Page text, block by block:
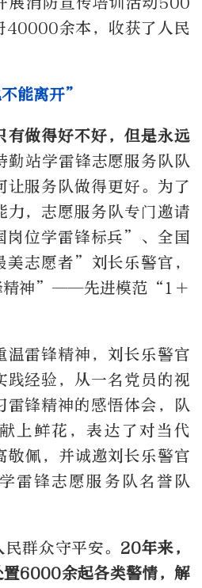
40000余本，收获了人民
能离开”
有做得好不好，但是永远
勤站学雷锋志愿服务队队
让服务队做得更好。为了
力，志愿服务队专门邀请
岗位学雷锋标兵”、全国
志愿者”刘长乐警官，
精神”——先进模范“1＋
温雷锋精神，刘长乐警官
践经验，从一名党员的视
雷锋精神的感悟体会，队
上鲜花，表达了对当代
佩，并诚邀刘长乐警官
雷锋志愿服务队名誉队
群众守平安。 20年来，
置6000余起各类警情，解